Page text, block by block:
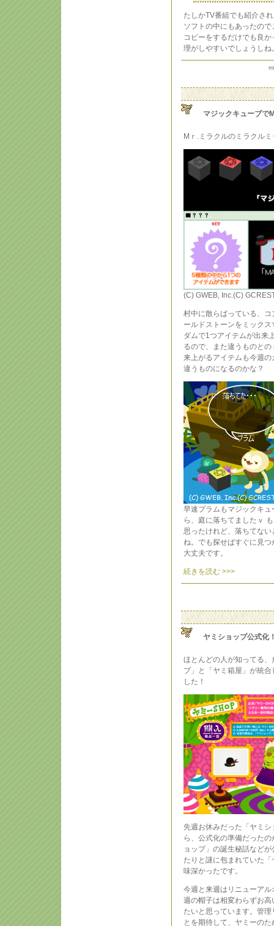
たしかTV番組でも紹介さ
ソフトの中にもあったの
コピーをするだけでも良
理がしやすいでしょうしね
マジックキューブで
Mｒ.ミラクルのミラクル
(C) GWEB, Inc.(C)
村中に散らばっている、
ールドストーンをミック
ダムで1つアイテムが出来
るので、また違うものと
来上がるアイテムも今週
違うものになるのかな？
早速プラムもマジックキ
ら、庭に落ちてましたｖ
思ったけれど、落ちてな
ね。でも探せばすぐに見
大丈夫です。
続きを読む >>>
ヤミショップ公式化
ほとんどの人が知ってる
プ」と「ヤミ箱屋」が統
した！
先週お休みだった「ヤミ
ら、公式化の準備だった
ョップ」の誕生秘話など
たりと謎に包まれていた
味深かったです。
今週と来週はリニューア
週の帽子は相変わらずお
たいと思っています。管
とを期待して、ヤミーの